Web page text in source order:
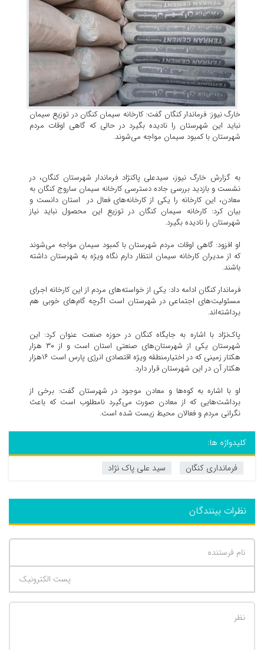
خارگ نیوز: فرماندار کنگان گفت: کارخانه سیمان کنگان در توزیع سیمان
نباید این شهرستان را نادیده بگیرد در حالی که گاهی اوقات مردم
شهرستان با کمبود سیمان مواجه می‌شوند.
به گزارش خارگ نیوز، سیدعلی پاکنژاد فرماندار شهرستان کنگان، در
نشست و بازدید بررسی جاده دسترسی کارخانه سیمان ساروج کنگان به
معادن، این کارخانه را یکی از کارخانه‌های فعال در استان دانست و
بیان کرد: کارخانه سیمان کنگان در توزیع این محصول نباید نیاز
شهرستان را نادیده بگیرد.
او افزود: گاهی اوقات مردم شهرستان با کمبود سیمان مواجه می‌شوند
که از مدیران کارخانه سیمان انتظار دارم نگاه ویژه به شهرستان داشته
باشند.
فرماندار کنگان ادامه داد: یکی از خواسته‌های مردم از این کارخانه اجرای
مسئولیت‌های اجتماعی در شهرستان است اگرچه گام‌های خوبی هم
برداشته‌اند.
پاک‌نژاد با اشاره به جایگاه کنگان در حوزه صنعت عنوان کرد: این
شهرستان یکی از شهرستان‌های صنعتی استان است و از ۳۰ هزار
هکتار زمینی که در اختیارمنطقه ویژه اقتصادی انرژی پارس است ۱۶هزار
هکتار آن در این شهرستان قرار دارد.
او با اشاره به کوه‌ها و معادن موجود در شهرستان گفت: برخی از
برداشت‌هایی که از معادن صورت می‌گیرد نامطلوب است که باعث
نگرانی مردم و فعالان محیط زیست شده است.
کلیدواژه ها:
فرمانداری کنگان
سید علی پاک نژاد
نظرات بینندگان